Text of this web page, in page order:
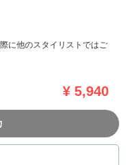
に他のスタイリストではご
¥ 5,940